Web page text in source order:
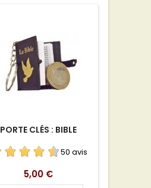
PORTE CLÉS : BIBLE
50 avis
Prix
5,00 €